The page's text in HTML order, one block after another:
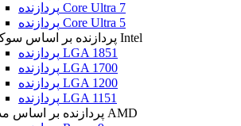
پردازنده Core Ultra 7
پردازنده Core Ultra 5
پردازنده بر اساس سوکت Intel
پردازنده LGA 1851
پردازنده LGA 1700
پردازنده LGA 1200
پردازنده LGA 1151
پردازنده بر اساس مدل AMD